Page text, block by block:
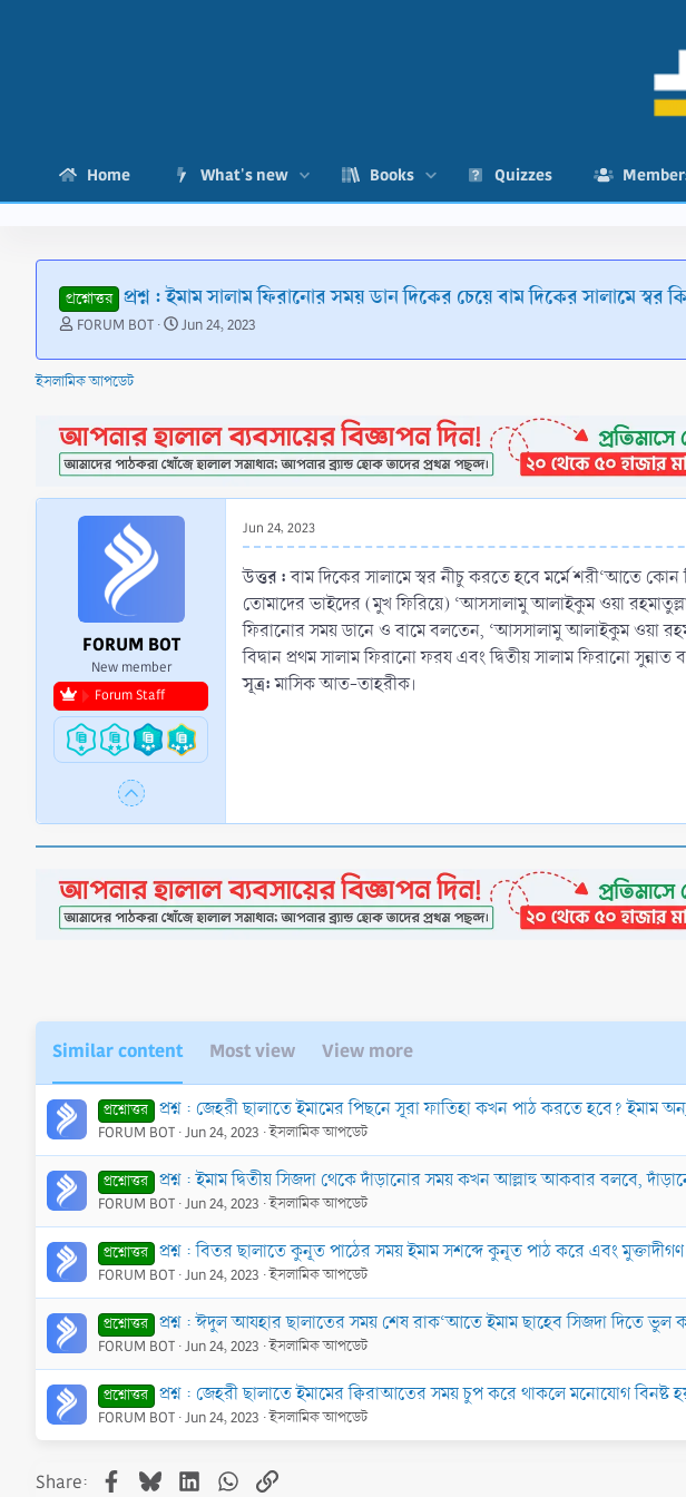
Home What's new Books Quizzes
প্রশ্নোত্তর প্রশ্ন : ইমাম সালাম ফিরানোর সময় ডান দিকের চেয়ে বাম দিকের সালামে
T
r
e
d
s
t
a
r
FORUM BOT
S
a
d
a
t
e
Jun 24, 2023
ইসলামিক আপডেট
FORUM BOT
New member
Forum Staff
Jun 24, 2023
উত্তর :বাম দিকের সালামে স্বর নীচু করতে হবে মর্মে শরী‘আতে
তোমাদের ভাইদের (মুখ ফিরিয়ে) ‘আসসালামু আলাইকুম ওয়া
ফিরানোর সময় ডানে ও বামে বলতেন, ‘আসসালামু আলাইকুম ওয়া
বিদ্বান প্রথম সালাম ফিরানো ফরয এবং দ্বিতীয় সালাম ফিরানো সুন্নাত
সূত্র:মাসিক আত-তাহরীক।
Similar content Most view View more
প্রশ্নোত্তর প্রশ্ন : জেহরী ছালাতে ইমামের পিছনে সূরা ফাতিহা কখন পাঠ করতে হবে? ইমাম
FORUM BOT Jun 24, 2023 ইসলামিক আপডেট
প্রশ্নোত্তর প্রশ্ন : ইমাম দ্বিতীয় সিজদা থেকে দাঁড়ানোর সময় কখন আল্লাহু আকবার বলবে,
FORUM BOT Jun 24, 2023 ইসলামিক আপডেট
প্রশ্নোত্তর প্রশ্ন : বিতর ছালাতে কুনূত পাঠের সময় ইমাম সশব্দে কুনূত পাঠ করে এবং
FORUM BOT Jun 24, 2023 ইসলামিক আপডেট
প্রশ্নোত্তর প্রশ্ন : ঈদুল আযহার ছালাতের সময় শেষ রাক‘আতে ইমাম ছাহেব সিজদা দিতে ভুল
FORUM BOT Jun 24, 2023 ইসলামিক আপডেট
প্রশ্নোত্তর প্রশ্ন : জেহরী ছালাতে ইমামের ক্বিরাআতের সময় চুপ করে থাকলে মনোযোগ বিনষ্ট
FORUM BOT Jun 24, 2023 ইসলামিক আপডেট
Share: Facebook
BlueskyLinkedInWhatsApp
Link